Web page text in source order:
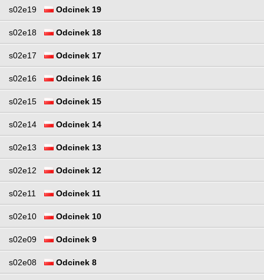
s02e19 Odcinek 19
s02e18 Odcinek 18
s02e17 Odcinek 17
s02e16 Odcinek 16
s02e15 Odcinek 15
s02e14 Odcinek 14
s02e13 Odcinek 13
s02e12 Odcinek 12
s02e11 Odcinek 11
s02e10 Odcinek 10
s02e09 Odcinek 9
s02e08 Odcinek 8